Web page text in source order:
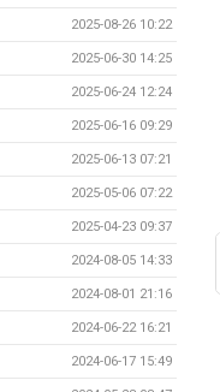
2025-08-26 10:22
2025-06-30 14:25
2025-06-24 12:24
2025-06-16 09:29
2025-06-13 07:21
2025-05-06 07:22
2025-04-23 09:37
2024-08-05 14:33
2024-08-01 21:16
2024-06-22 16:21
2024-06-17 15:49